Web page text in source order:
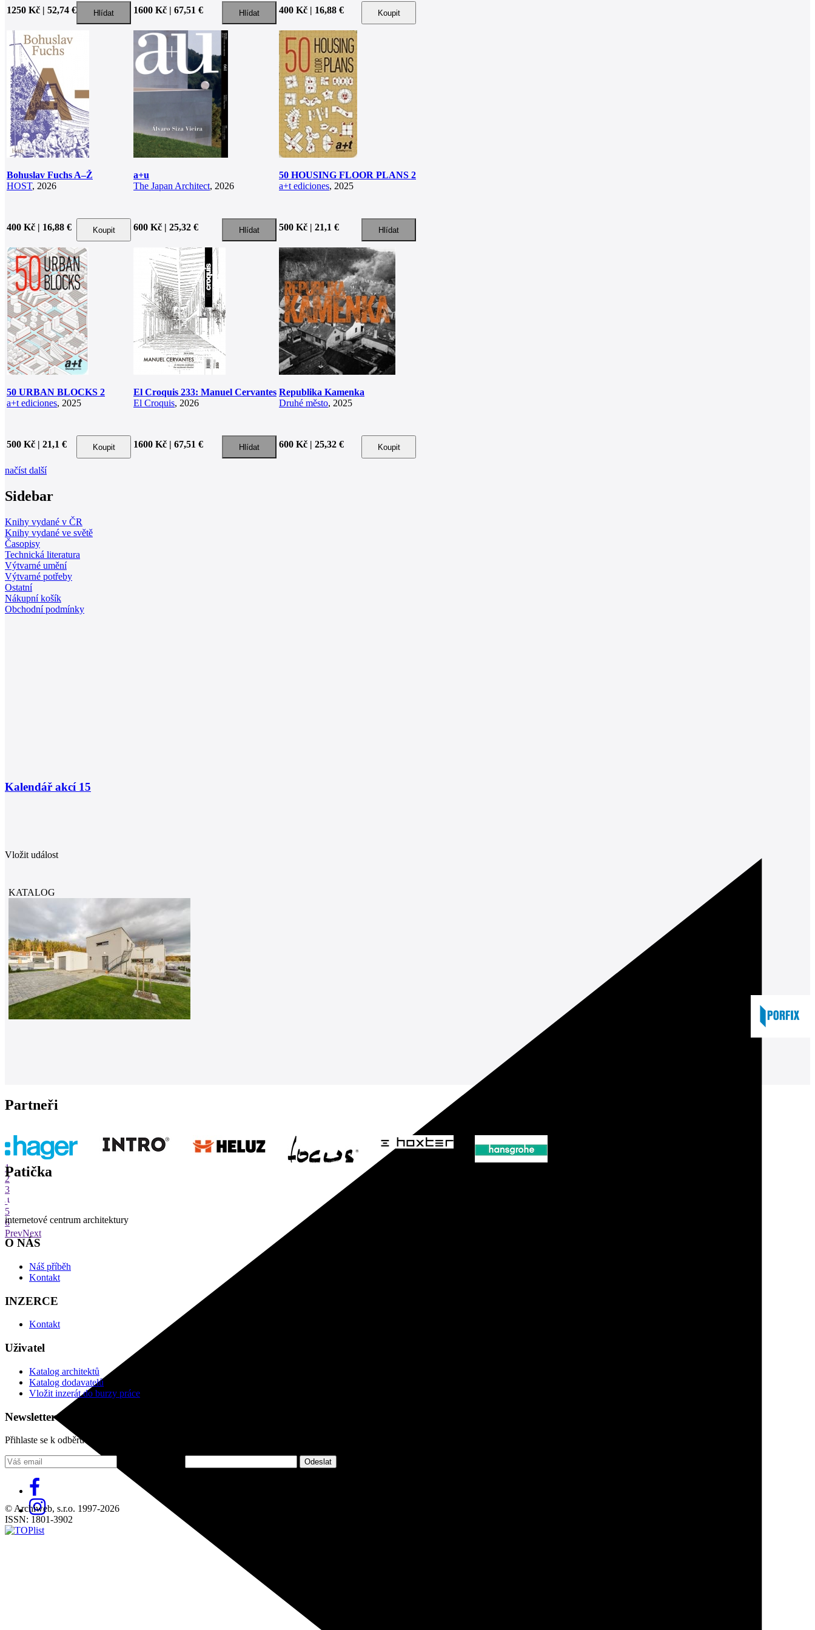
1250 Kč | 52,74 € 1600 Kč | 67,51 € 400 Kč | 16,88 €
Bohuslav Fuchs A–Ž
HOST, 2026
400 Kč | 16,88 €
a+u
The Japan Architect, 2026
600 Kč | 25,32 €
50 HOUSING FLOOR PLANS 2
a+t ediciones, 2025
500 Kč | 21,1 €
50 URBAN BLOCKS 2
a+t ediciones, 2025
500 Kč | 21,1 €
El Croquis 233: Manuel Cervantes
El Croquis, 2026
1600 Kč | 67,51 €
Republika Kamenka
Druhé město, 2025
600 Kč | 25,32 €
načíst další
Sidebar
Knihy vydané v ČR
Knihy vydané ve světě
Časopisy
Technická literatura
Výtvarné umění
Výtvarné potřeby
Ostatní
Nákupní košík
Obchodní podmínky
Kalendář akcí 15
Vložit událost
KATALOG
Partneři
1
2
3
4
5
6
PrevNext
Patička
internetové centrum architektury
O NÁS
Náš příběh
Kontakt
INZERCE
Kontakt
Uživatel
Katalog architektů
Katalog dodavatelů
Vložit inzerát do burzy práce
Newsletter
Přihlaste se k odběru našeho pravidelného týdenního newsletteru:
© Archiweb, s.r.o. 1997-2026
ISSN: 1801-3902